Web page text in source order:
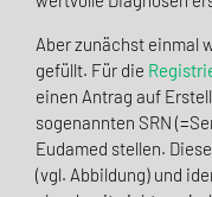
Aber zunächst einmal
gefüllt. Für die
einen Antrag auf
sogenannten SRN
Eudamed stellen.
(vgl. Abbildung) und